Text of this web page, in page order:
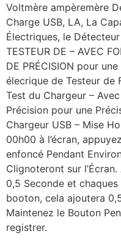
Voltmère ampèremère
Charge USB, LA, La
Électriques, le
TESTEUR DE – AVEC
DE PRÉCISION pour
élecrique de Testeur de
Test du Chargeur –
Précision pour une
Chargeur USB – Mise
00h00 à l’écran,
enfoncé Pendant
Clignoteront sur
0,5 Seconde et
booton, cela ajoutera
Maintenez le Bouton
registrer.